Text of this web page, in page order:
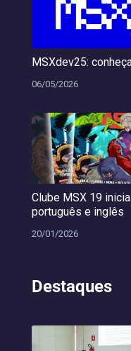
MSXdev25:
06/05/2026
Clube MSX 19
português e inglês
20/01/2026
Destaques